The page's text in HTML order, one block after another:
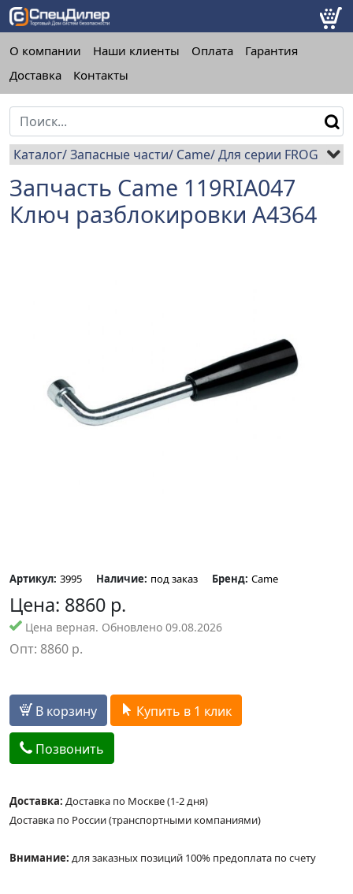
О компании Наши клиенты Оплата
Гарантия
Доставка
Контакты
Каталог Запасные части Came Для серии FROG
Запчасть Came 119RIA047
Ключ разблокировки A4364
Артикул: 3995 Наличие: под заказ Бренд: Came
Цена: 8860 р.
Цена верная. Обновлено 09.08.2026
Опт: 8860 р.
В корзину Купить в 1 клик
Позвонить
Доставка: Доставка по Москве (1-2 дня)
Доставка по России (транспортными компаниями)
Внимание: для заказных позиций 100% предоплата по счету